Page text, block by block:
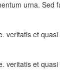
urna. Sed
et
et